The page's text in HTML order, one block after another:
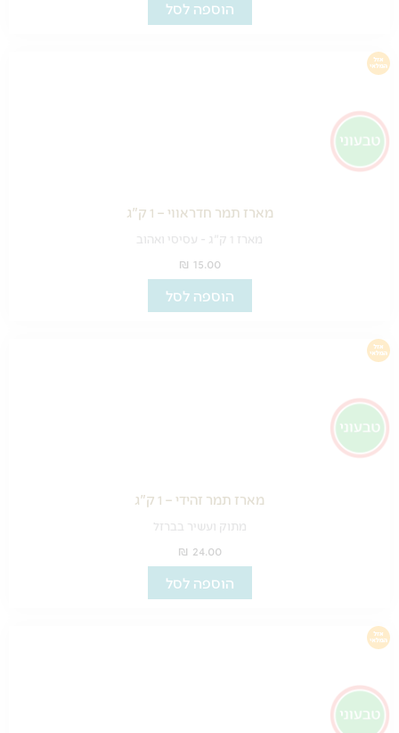
הוספה לסל
מארז תמר חדראווי – 1 ק"ג
מארז 1 ק"ג - עסיסי ואהוב
₪ 15.00
הוספה לסל
מארז תמר זהידי – 1 ק"ג
מתוק ועשיר בברזל
₪ 24.00
הוספה לסל